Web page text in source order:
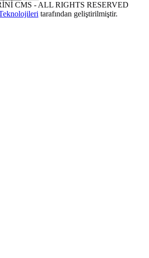
CMS - ALL RIGHTS RESERVED
tarafından geliştirilmiştir.